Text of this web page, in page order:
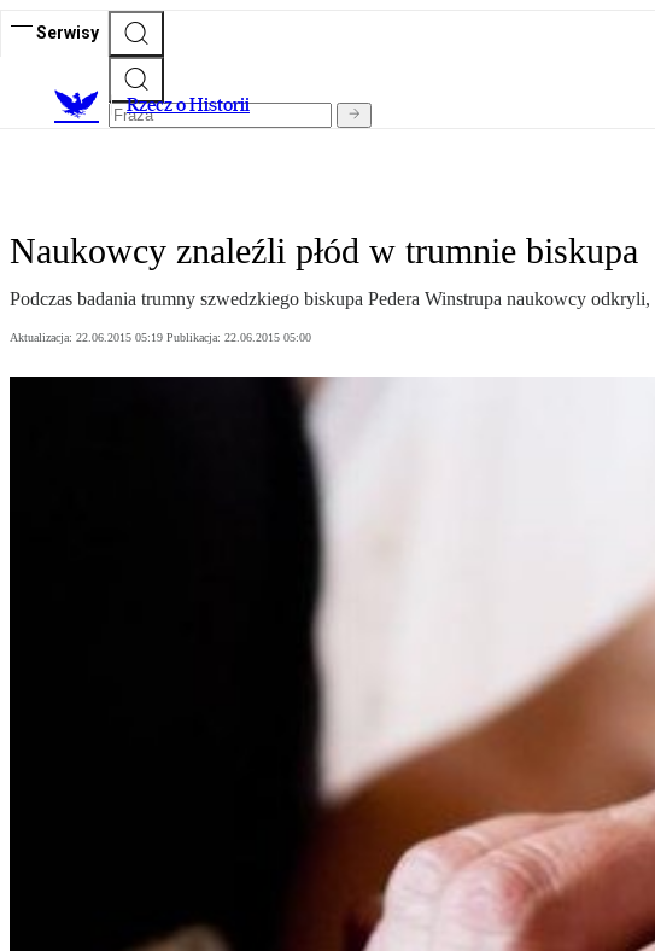
Serwisy
Rzecz o Historii
Naukowcy znaleźli płód w trumnie biskupa
Podczas badania trumny szwedzkiego biskupa Pedera Winstrupa naukowcy
Aktualizacja: 22.06.2015 05:19 Publikacja: 22.06.2015 05:00